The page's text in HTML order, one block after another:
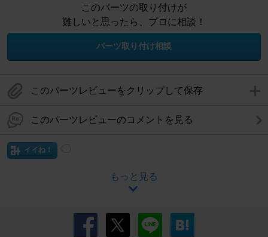
このパーツの取り付けが
難しいと思ったら、プロに相談！
パーツ取り付け相談
このパーツレビューをクリップして保存
このパーツレビューのコメントを見る
イイね！
もっと見る